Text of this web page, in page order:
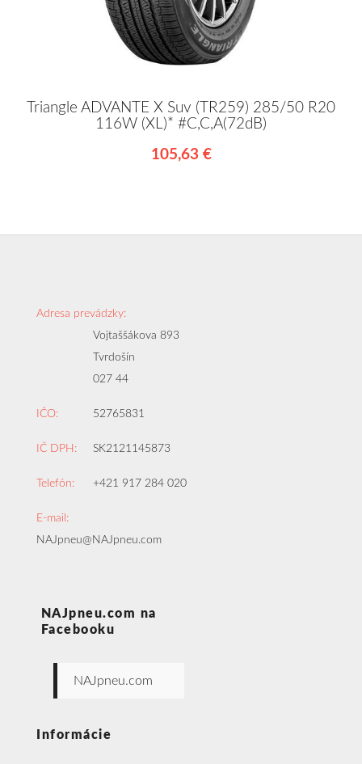
Triangle ADVANTE X Suv (TR259) 285/50 R20
116W (XL)* #C,C,A(72dB)
105,63 €
Adresa prevádzky:
Vojtaššákova 893
Tvrdošín
027 44
IČO: 52765831
IČ DPH: SK2121145873
Telefón: +421 917 284 020
E-mail:
NAJpneu@NAJpneu.com
NAJpneu.com na
Facebooku
NAJpneu.com
Informácie